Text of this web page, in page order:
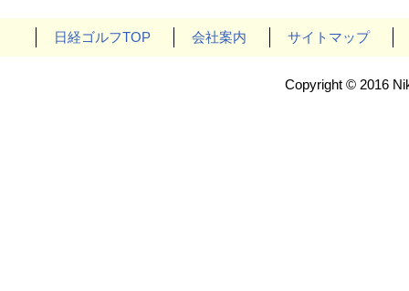
日経ゴルフTOP 会社案内 サイトマップ
Copyright © 2016